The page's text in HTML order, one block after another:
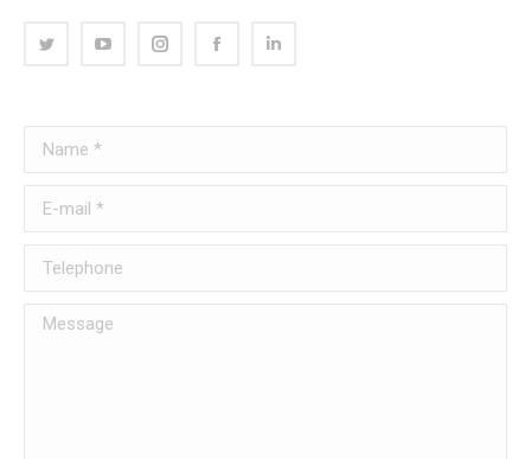
Name *
E-mail *
Telephone
Message